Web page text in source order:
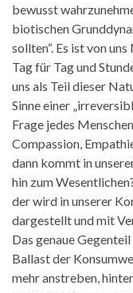
bewusst
biotischen
sollten“. Es ist von
Tag für Tag und
uns als Teil dieser
Sinne einer
Frage jedes
Compassion,
dann kommt in
hin zum
der wird in unserer
dargestellt und mit
Das genaue
Ballast der
mehr anstreben,